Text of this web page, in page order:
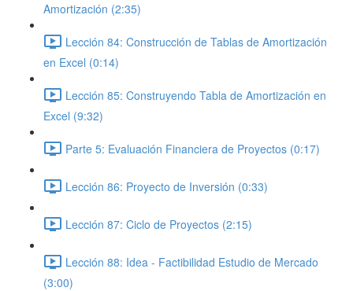
Amortización (2:35)
Lección 84: Construcción de Tablas de Amortización
en Excel (0:14)
Lección 85: Construyendo Tabla de Amortización en
Excel (9:32)
Parte 5: Evaluación Financiera de Proyectos (0:17)
Lección 86: Proyecto de Inversión (0:33)
Lección 87: Ciclo de Proyectos (2:15)
Lección 88: Idea - Factibilidad Estudio de Mercado
(3:00)